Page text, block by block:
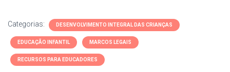
Categorias: DESENVOLVIMENTO INTEGRAL DAS CRIANÇAS
EDUCAÇÃO INFANTIL MARCOS LEGAIS
RECURSOS PARA EDUCADORES